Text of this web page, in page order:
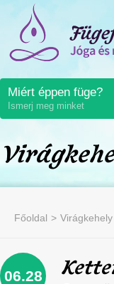
Miért éppen füge?
Ismerj meg minket
Főoldal Virágkehely
06.28